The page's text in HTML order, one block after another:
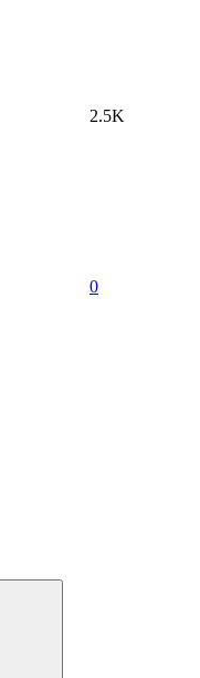
2.5K
0